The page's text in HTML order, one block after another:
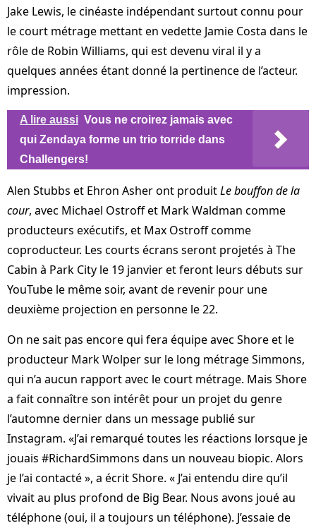
Jake Lewis, le cinéaste indépendant surtout connu pour
le court métrage mettant en vedette Jamie Costa dans le
rôle de Robin Williams, qui est devenu viral il y a
quelques années étant donné la pertinence de l’acteur.
impression.
A lire aussi Vous ne croirez jamais avec
qui Zendaya forme un trio torride dans
Challengers!
Alen Stubbs et Ehron Asher ont produitLe bouffon de la
cour, avec Michael Ostroff et Mark Waldman comme
producteurs exécutifs, et Max Ostroff comme
coproducteur. Les courts écrans seront projetés à The
Cabin à Park City le 19 janvier et feront leurs débuts sur
YouTube le même soir, avant de revenir pour une
deuxième projection en personne le 22.
On ne sait pas encore qui fera équipe avec Shore et le
producteur Mark Wolper sur le long métrage Simmons,
qui n’a aucun rapport avec le court métrage. Mais Shore
a fait connaître son intérêt pour un projet du genre
l’automne dernier dans un message publié sur
Instagram. «J’ai remarqué toutes les réactions lorsque je
jouais #RichardSimmons dans un nouveau biopic. Alors
je l’ai contacté », a écrit Shore. « J’ai entendu dire qu’il
vivait au plus profond de Big Bear. Nous avons joué au
téléphone (oui, il a toujours un téléphone). J’essaie de